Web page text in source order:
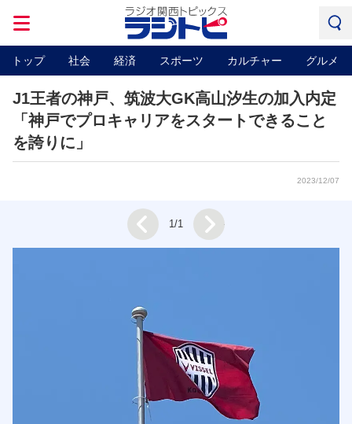
トップ 社会 経済 スポーツ カルチャー グルメ
J1王者の神戸、筑波大GK高山汐生の加入内定
「神戸でプロキャリアをスタートできること
を誇りに」
2023/12/07
Prev 1/1